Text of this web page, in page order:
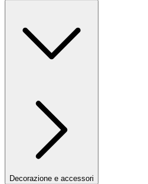
Decorazione e accessori